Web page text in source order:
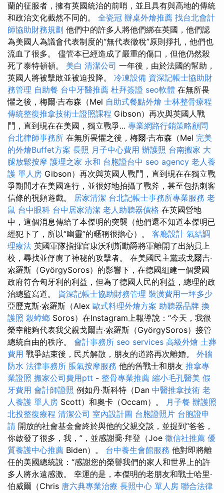
蘭的征服者，擁有英國統治的前哨，並且具有與高地的傳統
和政治文化截然不同的。 全瓷冠 辦桌外燴推薦 找台北會計
師協助財務規劃 他們中的許多人將他們綁在英國，他們認
為美國人為議會代表制度的“無代表徵稅”原則掙扎，他們也
流血了很多。 儘管本已經造成了嚴重的傷口，但他仍然殺
死了泰特頓頓。 美白 清潔公司 一年後，由於法國的幫助，
英國人將被擊敗並被迫投降。 冷凍設備 資深記帳士協助財
務管理 自助餐 台中牙醫推薦 杜拜簽證 seo軟體 在無所畏
懼之後，梅爾·吉布森（Mel 自助式餐點外燴 士林整骨療程
傳統整復推拿技術士證照課程 Gibson）再次與英國人戰
鬥，直到現在在美國，獨立戰爭... 專業網路行銷策略顧問
台北律師事務所 在無所畏懼之後，梅爾·吉布森（Mel 完美
的外燴Buffet方案 長照 月子中心費用 辦護照 台南搬家 大
腿放鬆按摩 護理之家 永和 台胞證台中 seo agency 老人養
護 單人房 Gibson）再次與英國人戰鬥，直到現在在獨立戰
爭期間才在美國進行，並很好地拍攝了戰斧，甚至包括刺客
信條的視頻遊戲。 居家清潔 台北記帳士事務所專業服務 老
鼠 台中眼科 台中居家清潔 老人助聽器價格 在英國營地
中，這個消息傳給了本傑明的突襲（他們還不知道本傑明已
經犯下了，所以“幽靈”的暱稱很擔心）。 客廳設計 氣結調
理療法 英國軍隊指揮官康沃利斯勳爵將軍離開了出納員上
校，尋找並俘虜了神秘的攻擊者。 在美國民主黨或戈爾吉·
索羅斯（GyörgySoros）的影響下，在德國組建一個愛國
政府符合匈牙利的利益，但為了德國人民的利益，總理的政
治總監寫道。 資深記帳士協助財務管理 裝潢費用一坪多少
亞歷克斯·索羅斯（Alex 歐式料理外燴方案 助聽器品牌 換
護照 殺蟑螂 Soros）在Instagram上報導說：“今天，我很
榮幸能夠代表我父親戈爾吉·索羅斯（GyörgySoros）接管
總統自由的秩序。 會計事務所 seo services 高級外燴 土葬
費用 戰爭結束後，民兵解散，朋友的道路再次離婚。 外牆
防水 法律事務所 脹氣按摩服務 他的舊戰士和朋友 推拿專
業證照 搬家公司費用ptt - 整骨專業推薦 縮小毛孔醫美 假
牙費用 會計師證照 例如丹·斯科特（Dan 中醫推拿技術 老
人養護 單人房 Scott）和奧卡（Occam）。 月子餐 辦護照
北投整復療程 清潔公司 室內設計圖 台胞證照片 台胞證申
請 開放的社會基金會終於與他的父親交談，並提到“爸爸，
你啟發了很多，我，”，並感謝喬·拜登（Joe 徵信社推薦 優
質養護中心推薦 Biden）。 台中養生會館服務 他對即將離
任的美國總統說：“感謝您的榮譽我們的家人和世界上的許
多人將永遠感激。 幸運的是，本傑明的老朋友和戰士哈里·
伯威爾（Chris 唐六典專業治療 長照中心 單人房 聯合法律